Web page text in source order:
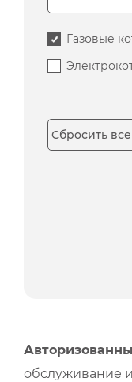
Газовые
Сбросить
обслуживание